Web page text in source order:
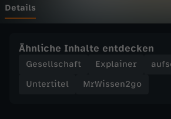
U
S
-
Details
Ähnliche Inhalte entdecken
Gesellschaft Explainer
Untertitel
MrWissen2go